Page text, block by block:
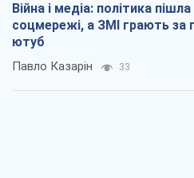
Війна і медіа: політика пішла
соцмережі, а ЗМІ грають за
ютуб
Павло Казарін 33